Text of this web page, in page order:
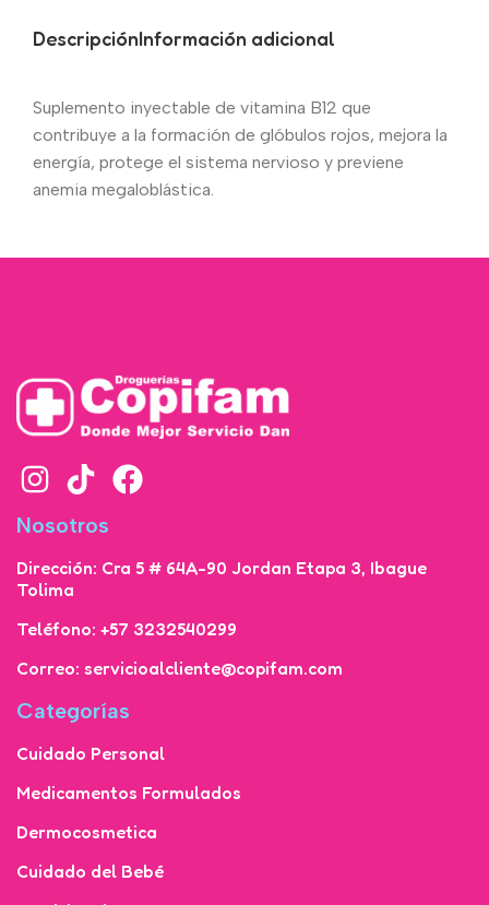
DescripciónInformación adicional
Suplemento inyectable de vitamina B12 que
contribuye a la formación de glóbulos rojos, mejora la
energía, protege el sistema nervioso y previene
anemia megaloblástica.
Nosotros
Dirección: Cra 5 # 64A-90 Jordan Etapa 3, Ibague
Tolima
Teléfono: +57 3232540299
Correo: servicioalcliente@copifam.com
Categorías
Cuidado Personal
Medicamentos Formulados
Dermocosmetica
Cuidado del Bebé